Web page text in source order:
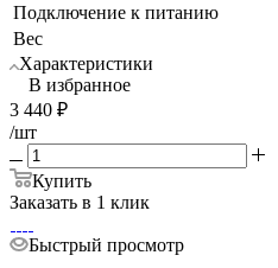
Подключение к питанию
Вес
Характеристики
В избранное
3 440 ₽
/шт
Купить
Заказать в 1 клик
Быстрый просмотр